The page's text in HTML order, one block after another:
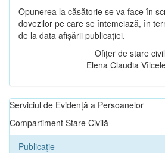
Opunerea la căsătorie se va face în
dovezilor pe care se întemeiază, în
de la data afișării publicației.
Ofițer de stare
Elena Claudia
Serviciul de Evidență a Persoanelor
Compartiment Stare Civilă
Publicație